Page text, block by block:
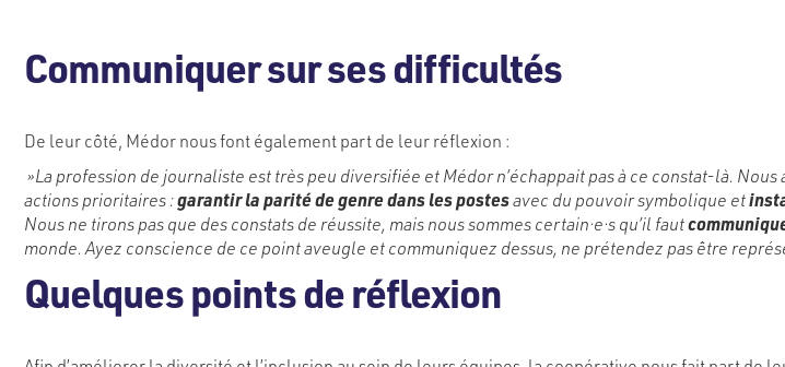
Communiquer sur ses difficultés
De leur côté, Médor nous font également part de leur réflexion :
»La profession de journaliste est très peu diversifiée et Médor n’échappait pas à ce constat-là.
actions prioritaires :garantir la parité de genre dans les postesavec du pouvoir symbolique et
Nous ne tirons pas que des constats de réussite, mais nous sommes certain·e·s qu’il faut
monde. Ayez conscience de ce point aveugle et communiquez dessus, ne prétendez pas être
Quelques points de réflexion